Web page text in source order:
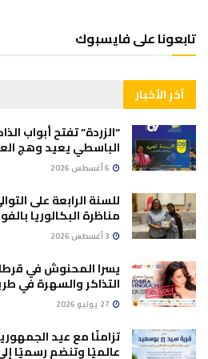
تابعونا على فايسبوك
آخر الأخبار
“الزردة” تفتح أبواب
الباسطي يعيد وهج
للسنة الرابعة على
مناظرة البكالوريا
يسرا المحنوش في
التذاكر والسهرة في
تزامنًا مع عيد
عالميًا وتنضم رسميًا